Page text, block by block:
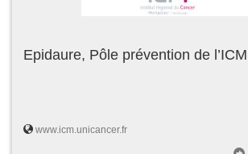
Epidaure, Pôle prévention de l’ICM
www.icm.unicancer.fr